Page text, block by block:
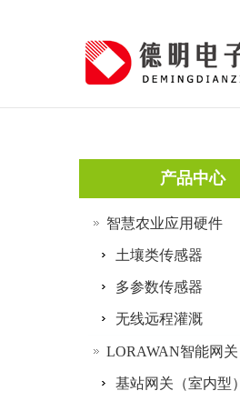
产品中心
智慧农业应用硬件
土壤类传感器
多参数传感器
无线远程灌溉
LORAWAN智能网关
基站网关（室内型）